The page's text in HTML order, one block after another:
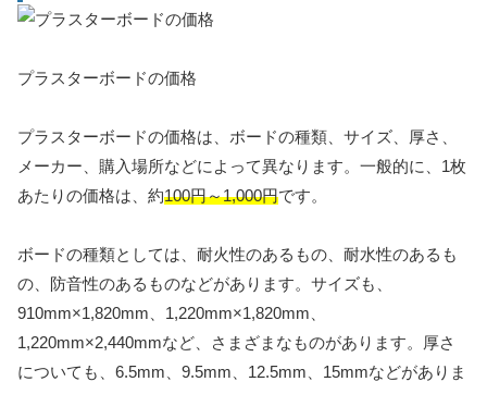
プラスターボードの価格
プラスターボードの価格は、ボードの種類、サイズ、厚さ、
メーカー、購入場所などによって異なります。一般的に、1枚
あたりの価格は、約100円～1,000円です。
ボードの種類としては、耐火性のあるもの、耐水性のあるも
の、防音性のあるものなどがあります。サイズも、
910mm×1,820mm、1,220mm×1,820mm、
1,220mm×2,440mmなど、さまざまなものがあります。厚さ
についても、6.5mm、9.5mm、12.5mm、15mmなどがありま